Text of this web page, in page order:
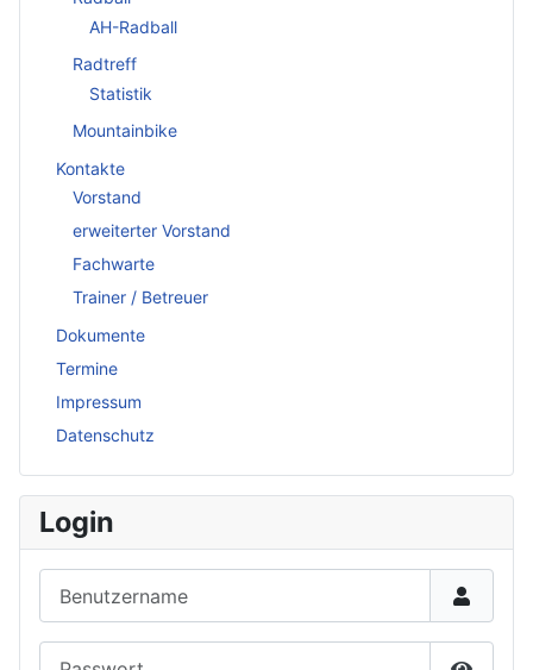
AH-Radball
Radtreff
Statistik
Mountainbike
Kontakte
Vorstand
erweiterter Vorstand
Fachwarte
Trainer / Betreuer
Dokumente
Termine
Impressum
Datenschutz
Login